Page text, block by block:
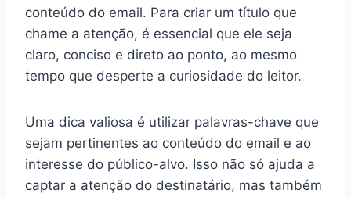
conteúdo do email. Para criar um título que
chame a atenção, é essencial que ele seja
claro, conciso e direto ao ponto, ao mesmo
tempo que desperte a curiosidade do leitor.
Uma dica valiosa é utilizar palavras-chave que
sejam pertinentes ao conteúdo do email e ao
interesse do público-alvo. Isso não só ajuda a
captar a atenção do destinatário, mas também